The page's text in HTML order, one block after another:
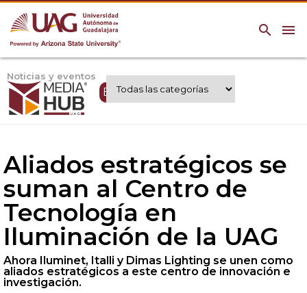
menu
search
Noticias y eventos
Expertos UAG
Aliados estratégicos se
suman al Centro de
Tecnología en
Iluminación de la UAG
Ahora Iluminet, Italli y Dimas Lighting se unen como
aliados estratégicos a este centro de innovación e
investigación.